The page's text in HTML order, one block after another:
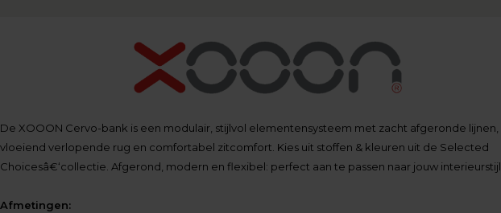
De XOOON Cervo-bank is een modulair, stijlvol elementensysteem met zacht afgeronde lijnen,
vloeiend verlopende rug en comfortabel zitcomfort. Kies uit stoffen & kleuren uit de Selected
Choicesâ€‘collectie. Afgerond, modern en flexibel: perfect aan te passen naar jouw interieurstijl.
Afmetingen: